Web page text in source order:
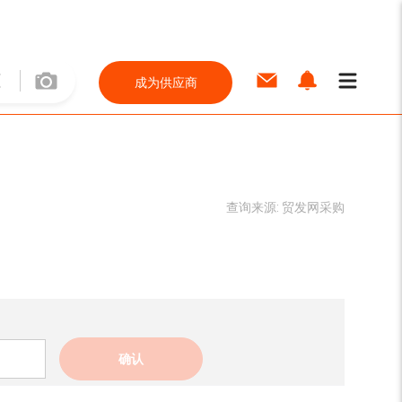
成为供应商
查询来源: 贸发网采购
确认